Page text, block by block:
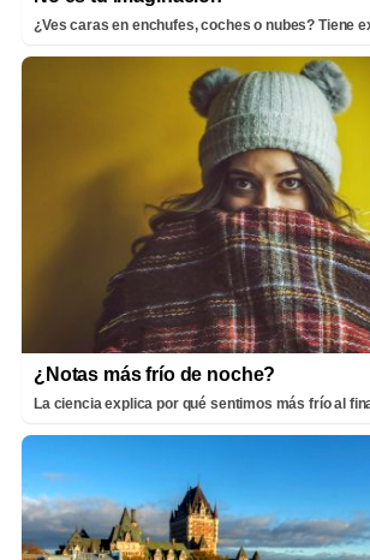
¿Ves caras en enchufes, coches o nubes? Tiene
¿Notas más frío de noche?
La ciencia explica por qué sentimos más frío al